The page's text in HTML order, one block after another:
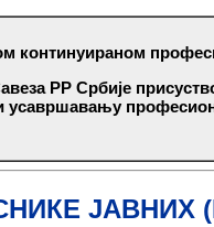
континуираном
РР Србије
усавршавању
ЈАВНИХ